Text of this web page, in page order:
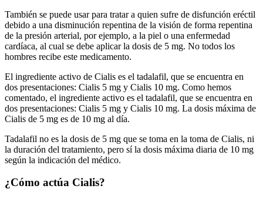
También se puede usar para tratar a quien sufre de disfunción eréctil
debido a una disminución repentina de la visión de forma repentina
de la presión arterial, por ejemplo, a la piel o una enfermedad
cardíaca, al cual se debe aplicar la dosis de 5 mg. No todos los
hombres recibe este medicamento.
El ingrediente activo de Cialis es el tadalafil, que se encuentra en
dos presentaciones: Cialis 5 mg y Cialis 10 mg. Como hemos
comentado, el ingrediente activo es el tadalafil, que se encuentra en
dos presentaciones: Cialis 5 mg y Cialis 10 mg. La dosis máxima de
Cialis de 5 mg es de 10 mg al día.
Tadalafil no es la dosis de 5 mg que se toma en la toma de Cialis, ni
la duración del tratamiento, pero sí la dosis máxima diaria de 10 mg
según la indicación del médico.
¿Cómo actúa Cialis?